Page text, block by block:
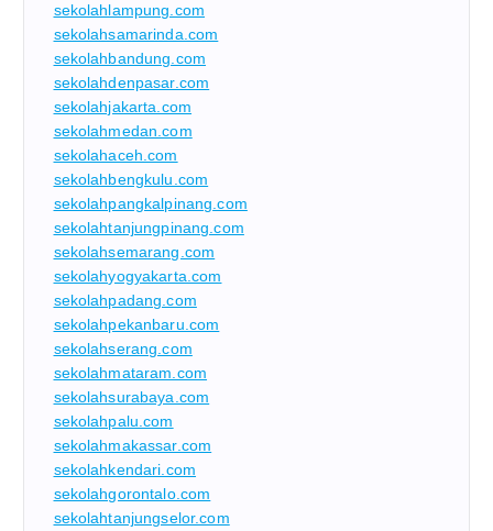
sekolahlampung.com
sekolahsamarinda.com
sekolahbandung.com
sekolahdenpasar.com
sekolahjakarta.com
sekolahmedan.com
sekolahaceh.com
sekolahbengkulu.com
sekolahpangkalpinang.com
sekolahtanjungpinang.com
sekolahsemarang.com
sekolahyogyakarta.com
sekolahpadang.com
sekolahpekanbaru.com
sekolahserang.com
sekolahmataram.com
sekolahsurabaya.com
sekolahpalu.com
sekolahmakassar.com
sekolahkendari.com
sekolahgorontalo.com
sekolahtanjungselor.com